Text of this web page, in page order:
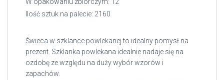
Ilość sztuk na palecie: 2160
Świeca w szklance powlekanej to idealny pomysł na
prezent. Szklanka powlekana idealnie nadaje się na
ozdobę ze względu na duży wybór wzorów i
zapachów.